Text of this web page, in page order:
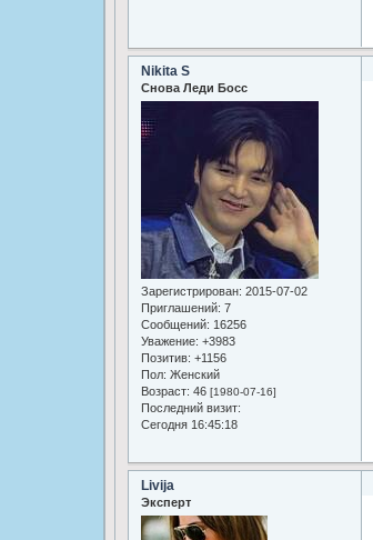
Nikita S
Снова Леди Босс
Зарегистрирован: 2015-07-02
Приглашений: 7
Сообщений: 16256
Уважение: +3983
Позитив: +1156
Пол: Женский
Возраст: 46 [1980-07-16]
Последний визит:
Сегодня 16:45:18
Livija
Эксперт